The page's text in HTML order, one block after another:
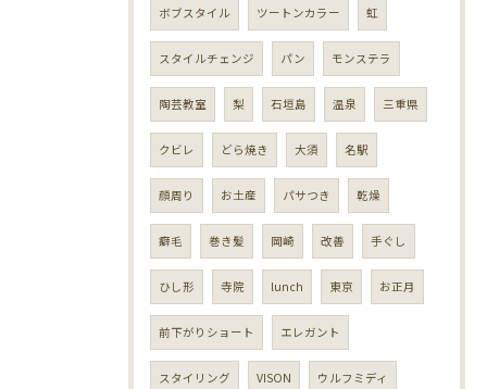
ボブスタイル ツートンカラー 虹
スタイルチェンジ パン モンステラ
陶芸教室 梨 石垣島 温泉 三重県
クビレ どら焼き 大須 名駅
顔周り お土産 パサつき 乾燥
癖毛 巻き髪 岡崎 改善 手ぐし
ひし形 寺院 lunch 東京 お正月
前下がりショート エレガント
スタイリング VISON ウルフミディ